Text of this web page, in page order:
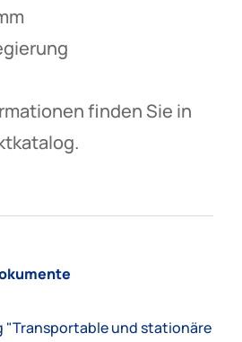
finden Sie in
"Transportable und stationäre